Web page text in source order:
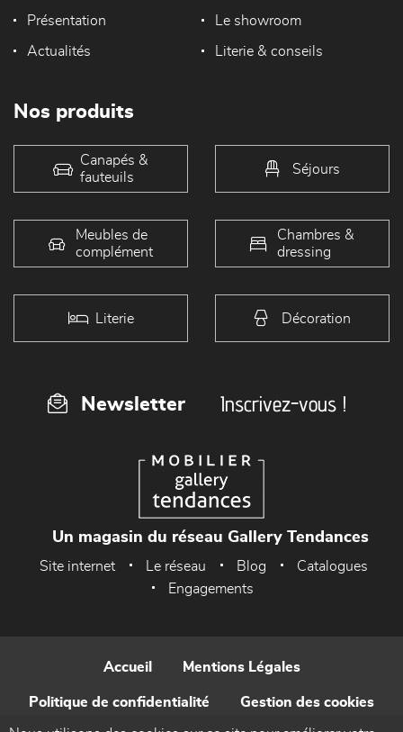
Présentation Le showroom
Actualités Literie & conseils
Nos produits
Canapés &
fauteuils
Séjours
Meubles de
complément
Chambres &
dressing
Literie Décoration
Newsletter Inscrivez-vous !
Un magasin du réseau Gallery Tendances
Site internet Le réseau Blog
Catalogues
Engagements
Accueil Mentions Légales
Politique de confidentialité Gestion des cookies